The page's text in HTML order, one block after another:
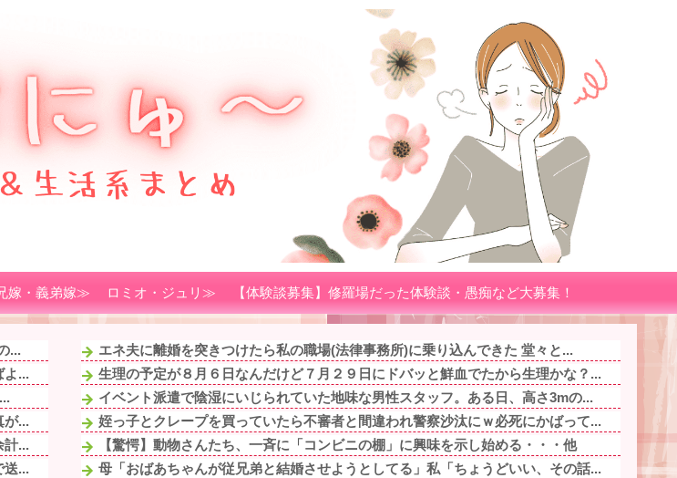
嫁・義弟嫁≫ ロミオ・ジュリ≫ 【体験談募集】修羅場だった体験談・愚痴など大募集！
...
よ...
が...
計...
送...
エネ夫に離婚を突きつけたら私の職場(法律事務所)に乗り込んできた 堂々と...
生理の予定が８月６日なんだけど７月２９日にドバッと鮮血でたから生理かな？...
イベント派遣で陰湿にいじられていた地味な男性スタッフ。ある日、高さ3mの...
姪っ子とクレープを買っていたら不審者と間違われ警察沙汰にｗ必死にかばって...
【驚愕】動物さんたち、一斉に「コンビニの棚」に興味を示し始める・・・他
母「おばあちゃんが従兄弟と結婚させようとしてる」私「ちょうどいい、その話...